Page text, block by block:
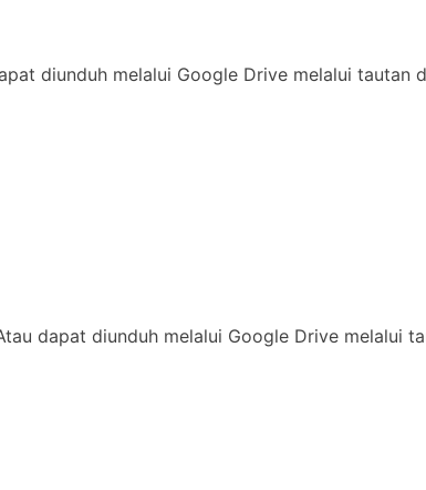
diunduh melalui Google Drive melalui tautan
dapat diunduh melalui Google Drive melalui